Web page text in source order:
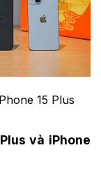
15 Plus
và iPhone